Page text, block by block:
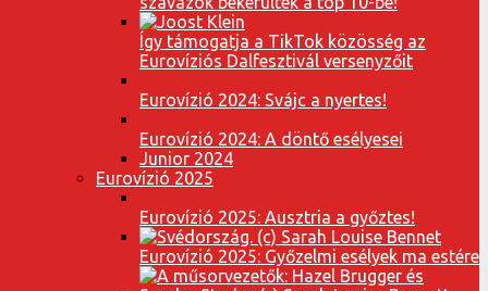
Így támogatja a TikTok közösség az
Eurovíziós Dalfesztivál versenyzőit
Eurovízió 2024: Svájc a nyertes!
Eurovízió 2024: A döntő esélyesei
Junior 2024
Eurovízió 2025
Eurovízió 2025: Ausztria a győztes!
Eurovízió 2025: Győzelmi esélyek ma estére